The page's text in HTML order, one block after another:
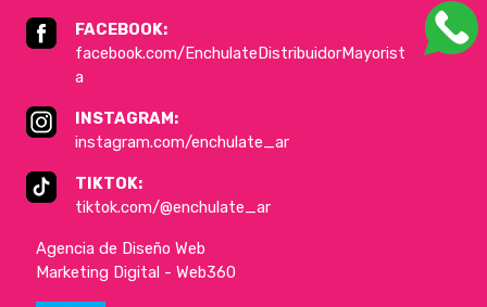
FACEBOOK:
facebook.com/EnchulateDistribuidorMayorist
a
INSTAGRAM:
instagram.com/enchulate_ar
TIKTOK:
tiktok.com/@enchulate_ar
Agencia de Diseño Web
Marketing Digital - Web360